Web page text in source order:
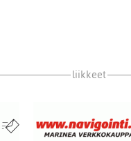
liikkeet